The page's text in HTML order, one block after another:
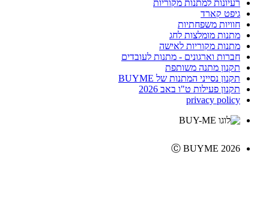
רעיונות למתנות מקוריות
גיפט קארד
חוויות משפחתיות
מתנות מומלצות לחג
מתנות מקוריות לאישה
חברות וארגונים - מתנות לעובדים
תקנון מתנה משותפת
תקנון נסייני המתנות של BUYME
תקנון פעילות ט"ו באב 2026
privacy policy
Ⓒ BUYME 2026